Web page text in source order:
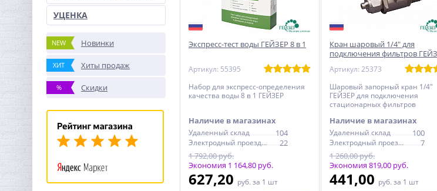
УЦЕНКА
NEW Новинки
ХИТ Хиты продаж
% Скидки
Экспресс-тест воды ГЕЙЗЕР 8 в 1
Артикул: 55395
Набор для экспресс-определения
качества воды 8 в 1 ГЕЙЗЕР
Наличие в магазинах
Удаленный склад 104
Электродный проезд, 6с1
22
1 792,00 руб.
Экономия 1 164,80 руб.
627,20 руб. за 1 шт
Кран шаровый 1/4" для
подключения фильтров
Артикул: 25373
Шаровый запорный кран 1/4"
ГЕЙЗЕР для подключения
стационарных фильтров
Наличие в магазинах
Удаленный склад 100
Электродный проезд, 6с1
7
1 260,00 руб.
Экономия 819,00 руб.
441,00 руб. за 1 шт